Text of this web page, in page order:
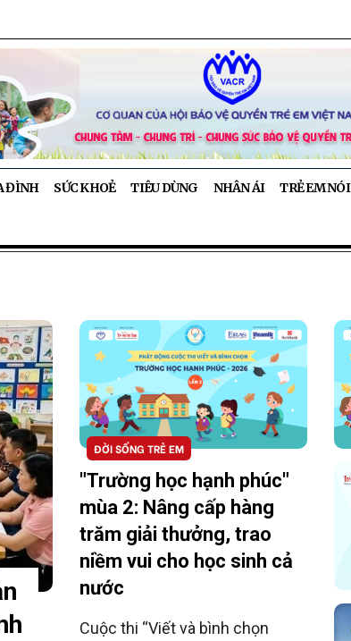
ĐÌNH SỨC KHOẺ TIÊU DÙNG NHÂN ÁI TRẺ EM NÓI
ĐỜI SỐNG TRẺ EM
"Trường học hạnh phúc"
mùa 2: Nâng cấp hàng
trăm giải thưởng, trao
niềm vui cho học sinh cả
nước
Cuộc thi “Viết và bình chọn